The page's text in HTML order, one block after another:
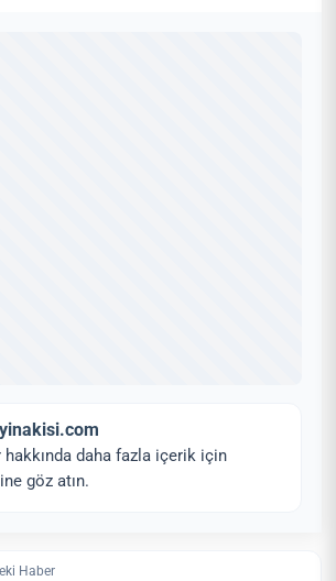
hakkında daha fazla içerik için
göz atın.
Haber